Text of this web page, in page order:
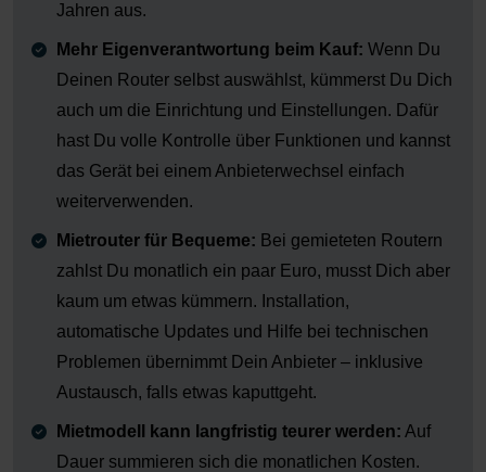
Jahren aus.
Mehr Eigenverantwortung beim Kauf: Wenn Du
Deinen Router selbst auswählst, kümmerst Du Dich
auch um die Einrichtung und Einstellungen. Dafür
hast Du volle Kontrolle über Funktionen und kannst
das Gerät bei einem Anbieterwechsel einfach
weiterverwenden.
Mietrouter für Bequeme: Bei gemieteten Routern
zahlst Du monatlich ein paar Euro, musst Dich aber
kaum um etwas kümmern. Installation,
automatische Updates und Hilfe bei technischen
Problemen übernimmt Dein Anbieter – inklusive
Austausch, falls etwas kaputtgeht.
Mietmodell kann langfristig teurer werden: Auf
Dauer summieren sich die monatlichen Kosten.